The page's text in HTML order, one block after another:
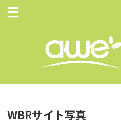
WBRサイト写真